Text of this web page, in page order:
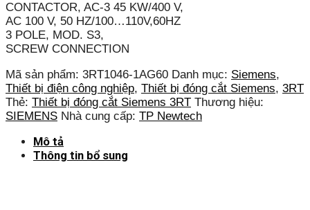
CONTACTOR, AC-3 45 KW/400 V,
AC 100 V, 50 HZ/100…110V,60HZ
3 POLE, MOD. S3,
SCREW CONNECTION
Mã sản phẩm: 3RT1046-1AG60 Danh mục: Siemens,
Thiết bị điện công nghiệp, Thiết bị đóng cắt Siemens, 3RT
Thẻ: Thiết bị đóng cắt Siemens 3RT Thương hiệu:
SIEMENS Nhà cung cấp: TP Newtech
Mô tả
Thông tin bổ sung